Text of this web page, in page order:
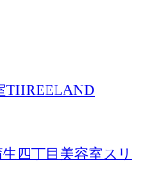
THREELAND
四丁目美容室スリ